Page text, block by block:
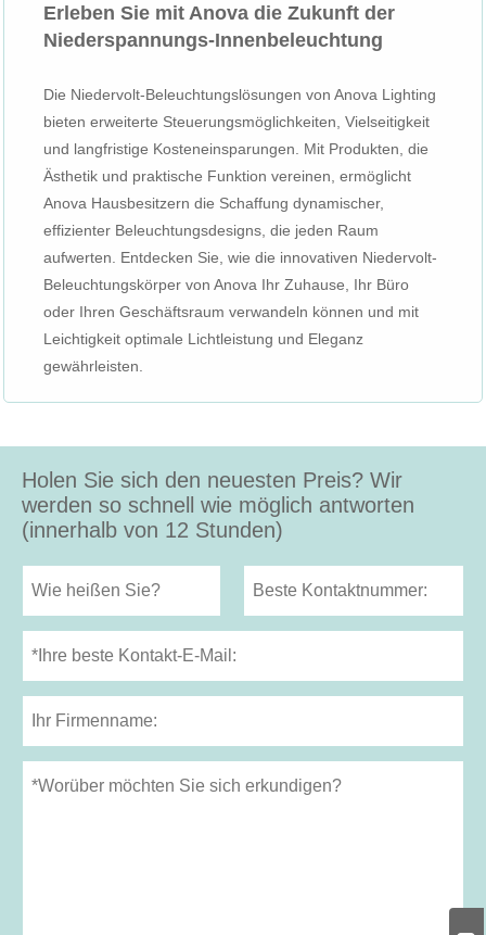
Erleben Sie mit Anova die Zukunft der
Niederspannungs-Innenbeleuchtung
Die Niedervolt-Beleuchtungslösungen von Anova Lighting
bieten erweiterte Steuerungsmöglichkeiten, Vielseitigkeit
und langfristige Kosteneinsparungen. Mit Produkten, die
Ästhetik und praktische Funktion vereinen, ermöglicht
Anova Hausbesitzern die Schaffung dynamischer,
effizienter Beleuchtungsdesigns, die jeden Raum
aufwerten. Entdecken Sie, wie die innovativen Niedervolt-
Beleuchtungskörper von Anova Ihr Zuhause, Ihr Büro
oder Ihren Geschäftsraum verwandeln können und mit
Leichtigkeit optimale Lichtleistung und Eleganz
gewährleisten.
Holen Sie sich den neuesten Preis? Wir
werden so schnell wie möglich antworten
(innerhalb von 12 Stunden)